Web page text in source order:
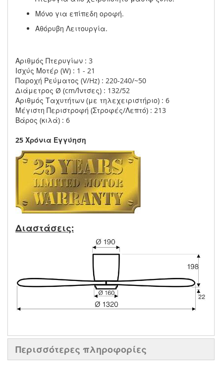
Μόνο για επίπεδη οροφή.
Αθόρυβη Λειτουργία.
Αριθμός Πτερυγίων : 3
Ισχύς Μοτέρ (W) : 1 - 21
Παροχή Ρεύματος (V/Hz) : 220-240/~50
Διάμετρος Ø (cm/Ίντσες) : 132/52
Αριθμός Ταχυτήτων (με τηλεχειριστήριο) : 6
Μέγιστη Περιστροφή (Στροφές/Λεπτό) : 213
Βάρος (κιλά) : 6
25 Χρόνια Εγγύηση
Διαστάσεις:
Περισσότερες πληροφορίες